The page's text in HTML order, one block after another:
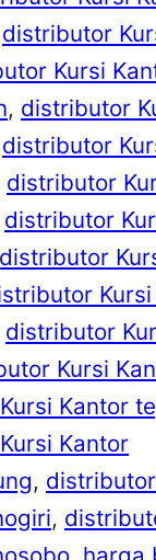
distributor
Kursi
, distributor
distributor
distributor
distributor
distributor
distributor
Kursi
Kantor
Kantor
,
,